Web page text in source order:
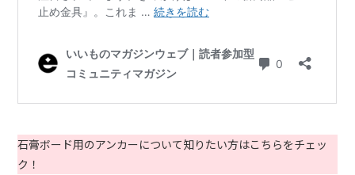
石膏ボード用のアンカーについて知りたい方はこちらをチェッ
ク！